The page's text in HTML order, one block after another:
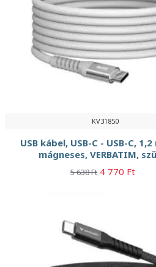
KV31850
USB kábel, USB-C - USB-C, 1,2
mágneses, VERBATIM,
5 638 Ft 4 770 Ft